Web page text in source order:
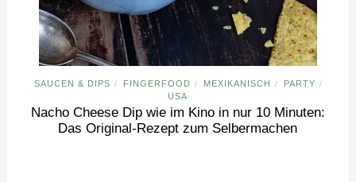
SAUCEN & DIPS / FINGERFOOD / MEXIKANISCH / PARTY /
USA
Nacho Cheese Dip wie im Kino in nur 10 Minuten:
Das Original-Rezept zum Selbermachen